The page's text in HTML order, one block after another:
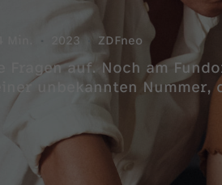
2023 ZDFneo
auf. Noch am
unbekannten Nummer,